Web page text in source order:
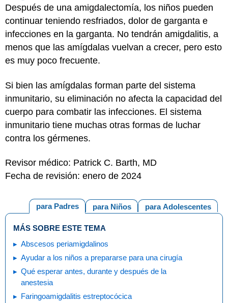
Después de una amigdalectomía, los niños pueden
continuar teniendo resfriados, dolor de garganta e
infecciones en la garganta. No tendrán amigdalitis, a
menos que las amígdalas vuelvan a crecer, pero esto
es muy poco frecuente.
Si bien las amígdalas forman parte del sistema
inmunitario, su eliminación no afecta la capacidad del
cuerpo para combatir las infecciones. El sistema
inmunitario tiene muchas otras formas de luchar
contra los gérmenes.
Revisor médico: Patrick C. Barth, MD
Fecha de revisión: enero de 2024
para Adolescentes
para Niños
para Padres
MÁS SOBRE ESTE TEMA
Abscesos periamigdalinos
Ayudar a los niños a prepararse para una cirugía
Qué esperar antes, durante y después de la
anestesia
Faringoamigdalitis estreptocócica